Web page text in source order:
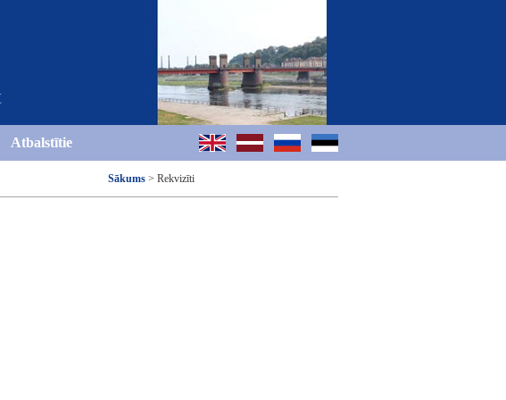
Atbalstītie
Sākums > Rekvizīti